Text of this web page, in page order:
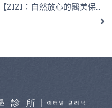
【ZIZI：自然放心的醫美保養】